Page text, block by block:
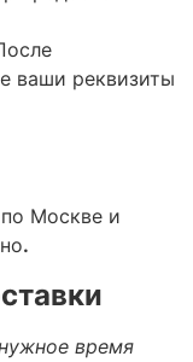
ваши реквизиты
Москве и
.
время